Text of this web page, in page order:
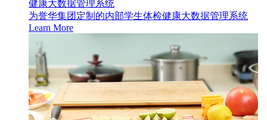
健康大数据管理系统
为誉华集团定制的内部学生体检健康大数据管理系统
Learn More